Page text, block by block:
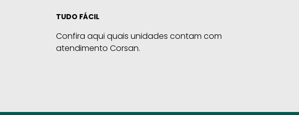
TUDO FÁCIL
Confira aqui quais unidades contam com
atendimento Corsan.